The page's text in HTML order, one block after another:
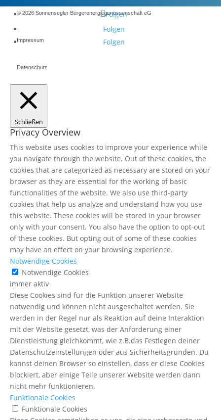
Folgen
Folgen
Folgen
©️ 2026 Sonnensegler Bürgerenergiegenossenschaft eG
Impressum
Datenschutz
Schließen
Privacy Overview
This website uses cookies to improve your experience while
you navigate through the website. Out of these cookies, the
cookies that are categorized as necessary are stored on your
browser as they are essential for the working of basic
functionalities of the website. We also use third-party
cookies that help us analyze and understand how you use
this website. These cookies will be stored in your browser
only with your consent. You also have the option to opt-out
of these cookies. But opting out of some of these cookies
may have an effect on your browsing experience.
Notwendige Cookies
Notwendige Cookies
immer aktiv
Diese Cookies sind für die Funktion unserer Website
notwendig und können nicht ausgeschaltet werden. Sie
werden in der Regel nur als Reaktion auf deine Interaktion
mit der Website gesetzt, was der Anforderung einer
Dienstleistung gleichkommt, wie z.B.das Festlegen deiner
Datenschutzeinstellungen oder aus Sicherheitsgründen. Du
kannst deinen Browser so einstellen, dass er diese Cookies
blockiert, aber einige Teile unserer Website werden dann
nicht mehr funktionieren.
Funktionale Cookies
Funktionale Cookies